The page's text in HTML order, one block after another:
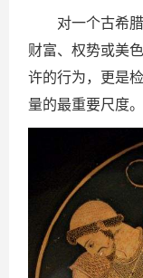
对一个古希
财富、权势或美
许的行为，更是
量的最重要尺度。